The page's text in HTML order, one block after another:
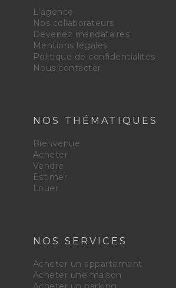
L'agence
Nos collaborateurs
Devenez mandataires
Mentions légales
Politique de confidentialités
Nous contacter
NOS THÉMATIQUES
Bienvenue
Acheter
Vendre
Estimer
Louer
NOS SERVICES
Acheter un appartement
Acheter une maison